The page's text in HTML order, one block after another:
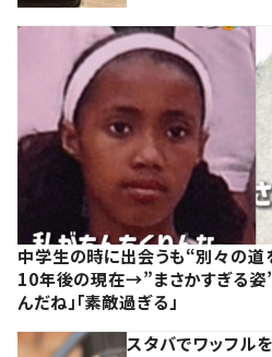
中学生の時に出会うも“別々の道
10年後の現在→”まさかすぎる姿
んだね」「素敵過ぎる」
スタバでワッフル